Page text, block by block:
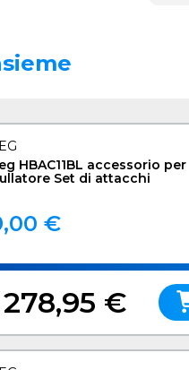
HBAC11BL accessorio per
Set di attacchi
€
278,95 €